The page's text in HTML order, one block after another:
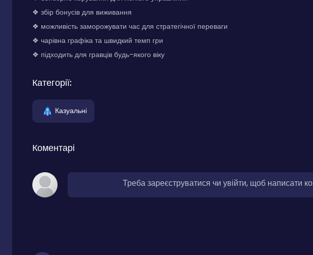
❖ збір бонусів для виживання
❖ можливість заморожувати час для стратегічної переваги
❖ чарівна графіка та швидкий темп гри
❖ підходить для гравців будь-якого віку
Категорії:
Казуальні
Коментарі
Треба зареєструватися чи увійти, щоб написати